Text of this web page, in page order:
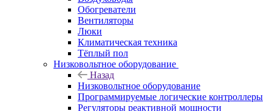
Обогреватели
Вентиляторы
Люки
Климатическая техника
Тёплый пол
Низковольтное оборудование
Назад
Низковольтное оборудование
Программируемые логические контроллеры
Регуляторы реактивной мощности